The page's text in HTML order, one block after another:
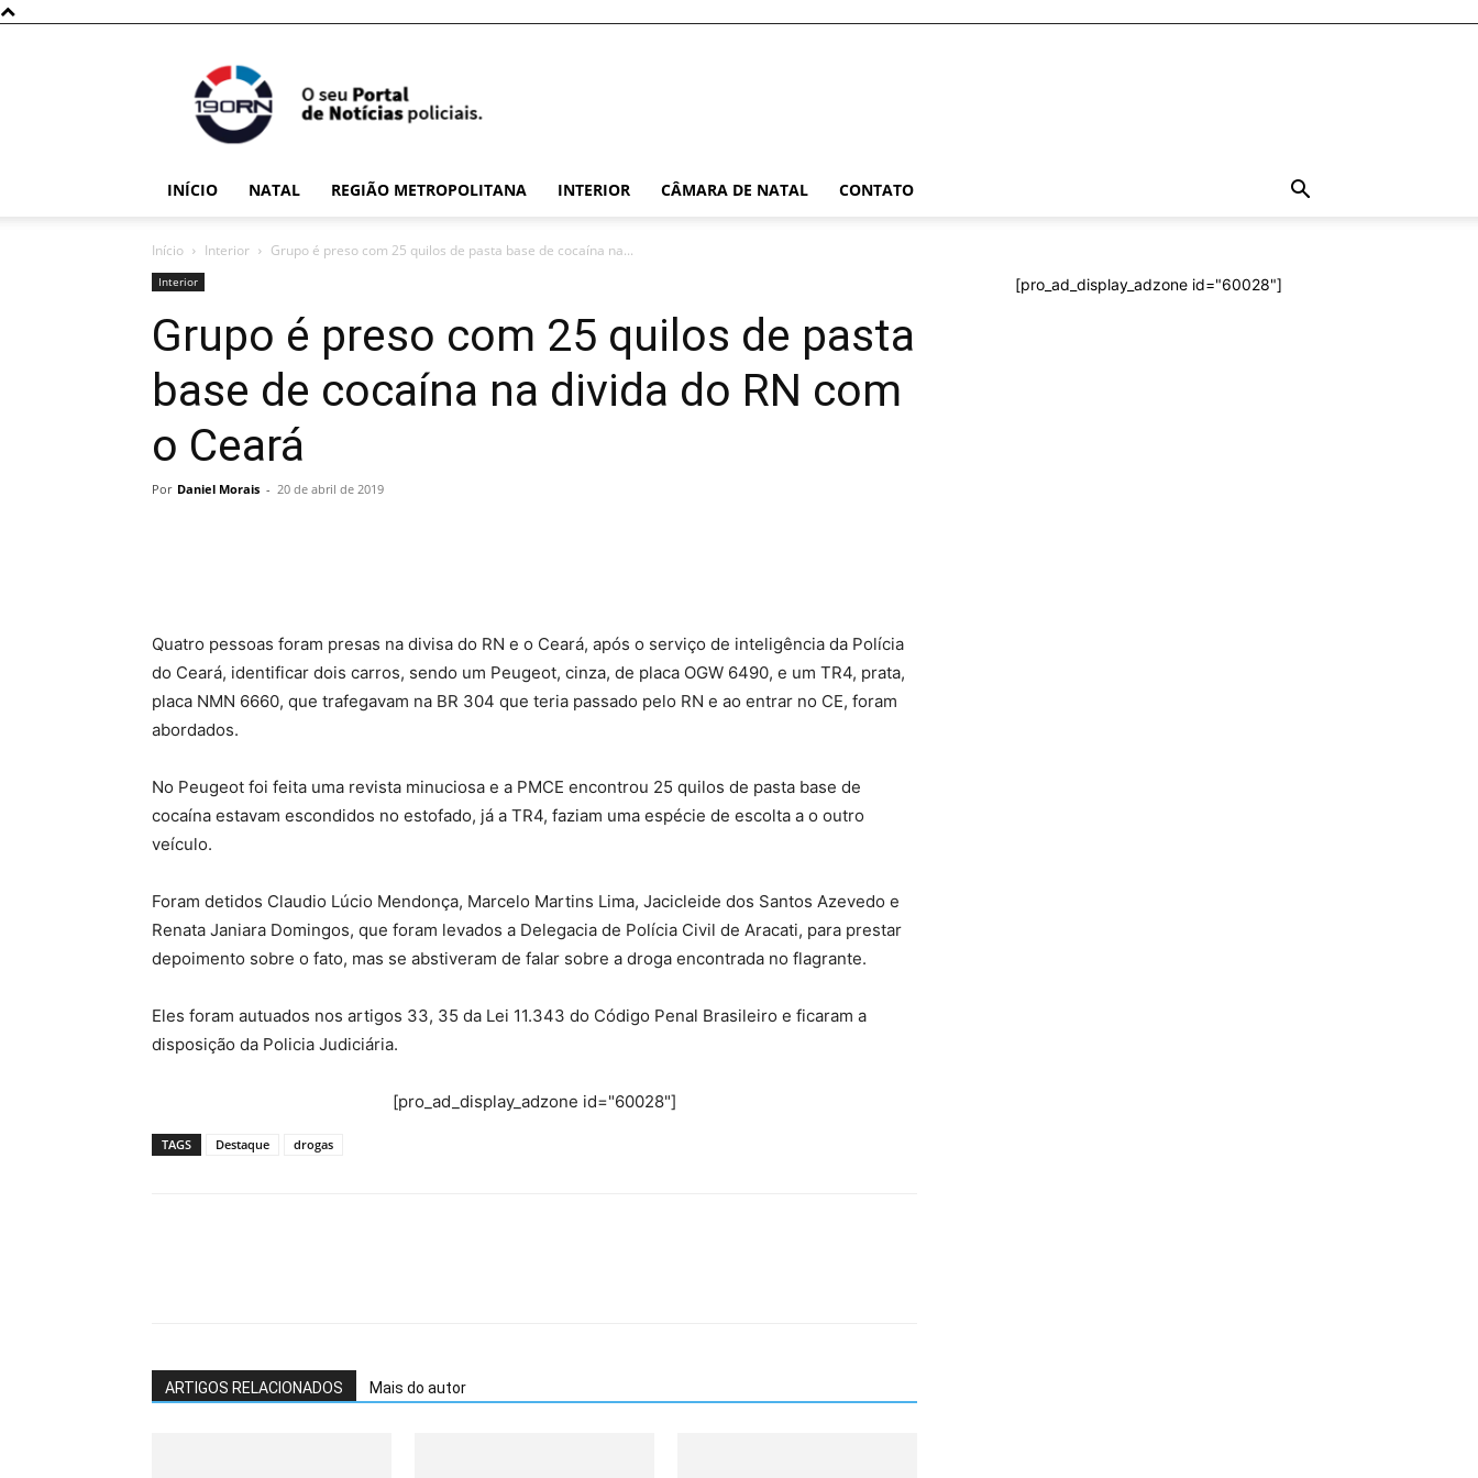
INÍCIO NATAL REGIÃO METROPOLITANA INTERIOR CÂMARA DE NATAL CONTATO
Início Interior Grupo é preso com 25 quilos de pasta base de cocaína na...
Interior
Grupo é preso com 25 quilos de pasta
base de cocaína na divida do RN com
o Ceará
Por Daniel Morais - 20 de abril de 2019
Quatro pessoas foram presas na divisa do RN e o Ceará, após o serviço de inteligência da Polícia
do Ceará, identificar dois carros, sendo um Peugeot, cinza, de placa OGW 6490, e um TR4, prata,
placa NMN 6660, que trafegavam na BR 304 que teria passado pelo RN e ao entrar no CE, foram
abordados.
No Peugeot foi feita uma revista minuciosa e a PMCE encontrou 25 quilos de pasta base de
cocaína estavam escondidos no estofado, já a TR4, faziam uma espécie de escolta a o outro
veículo.
Foram detidos Claudio Lúcio Mendonça, Marcelo Martins Lima, Jacicleide dos Santos Azevedo e
Renata Janiara Domingos, que foram levados a Delegacia de Polícia Civil de Aracati, para prestar
depoimento sobre o fato, mas se abstiveram de falar sobre a droga encontrada no flagrante.
Eles foram autuados nos artigos 33, 35 da Lei 11.343 do Código Penal Brasileiro e ficaram a
disposição da Policia Judiciária.
[pro_ad_display_adzone id="60028"]
TAGS Destaque drogas
ARTIGOS RELACIONADOS Mais do autor
[pro_ad_display_adzone id="60028"]